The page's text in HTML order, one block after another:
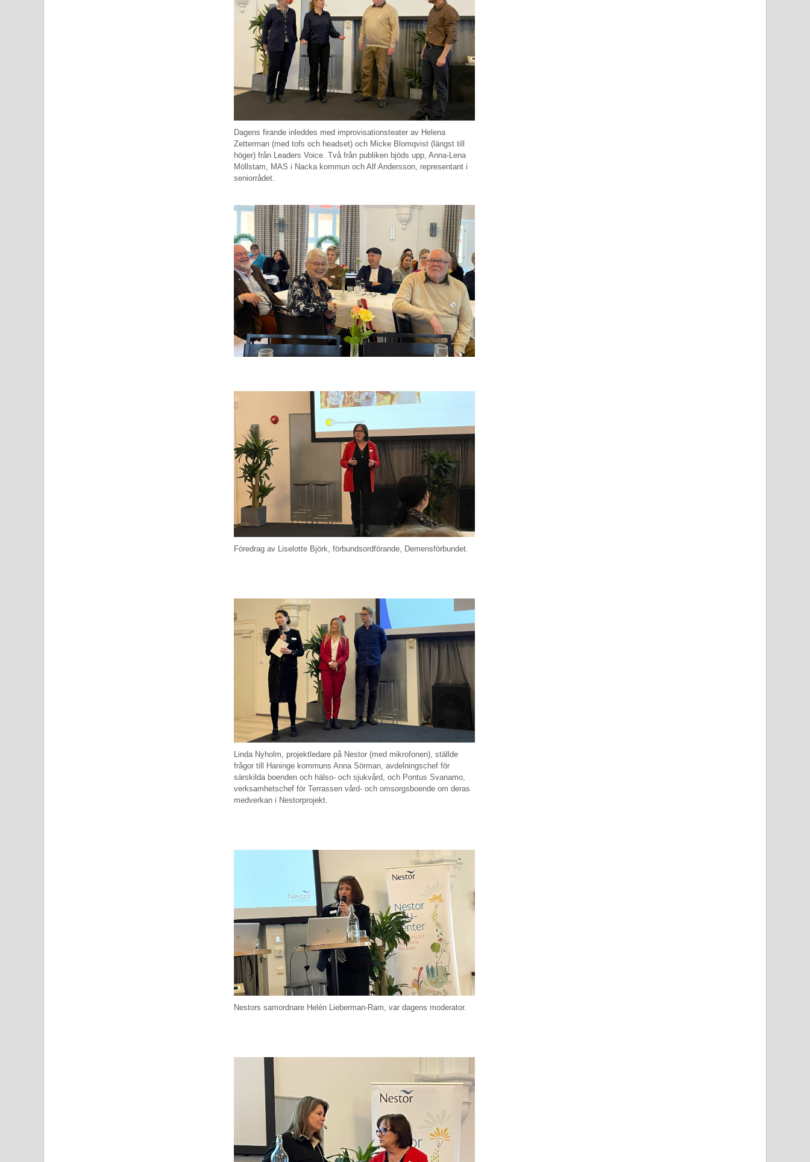
Dagens firande inleddes med improvisationsteater av Helena
Zetterman (med tofs och headset) och Micke Blomqvist (längst till
höger) från Leaders Voice. Två från publiken bjöds upp, Anna-Lena
Möllstam, MAS i Nacka kommun och Alf Andersson, representant i
seniorrådet.
Föredrag av Liselotte Björk, förbundsordförande, Demensförbundet.
Linda Nyholm, projektledare på Nestor (med mikrofonen), ställde
frågor till Haninge kommuns Anna Sörman, avdelningschef för
särskilda boenden och hälso- och sjukvård, och Pontus Svanamo,
verksamhetschef för Terrassen vård- och omsorgsboende om deras
medverkan i Nestorprojekt.
Nestors samordnare Helén Lieberman-Ram, var dagens moderator.